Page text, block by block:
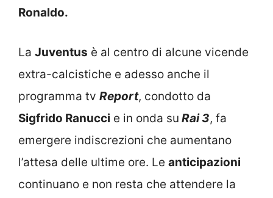
Ronaldo.
La Juventus è al centro di alcune vicende
extra-calcistiche e adesso anche il
programma tv Report, condotto da
Sigfrido Ranucci e in onda su Rai 3, fa
emergere indiscrezioni che aumentano
l’attesa delle ultime ore. Le anticipazioni
continuano e non resta che attendere la